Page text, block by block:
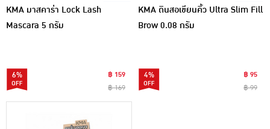
KMA มาสคาร่า Lock Lash
Mascara 5 กรัม
6%
฿ 159
฿ 169
KMA ดินสอเขียนคิ้ว Ultra Slim Fill
Brow 0.08 กรัม
4%
฿ 95
฿ 99